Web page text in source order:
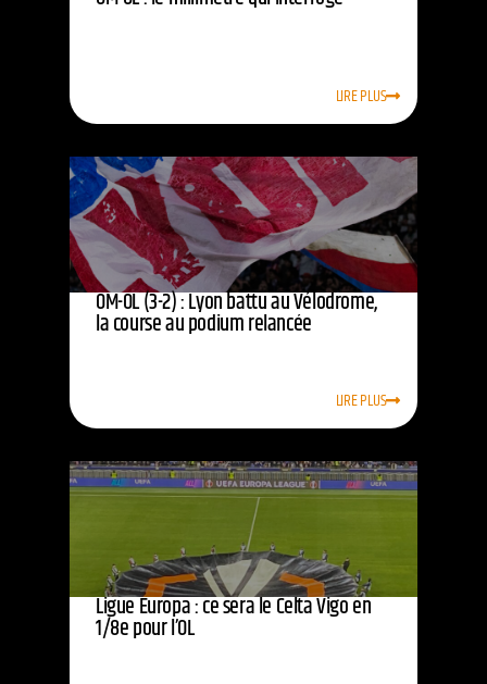
LIRE PLUS
OM-OL (3-2) : Lyon battu au Vélodrome,
la course au podium relancée
LIRE PLUS
Ligue Europa : ce sera le Celta Vigo en
1/8e pour l’OL